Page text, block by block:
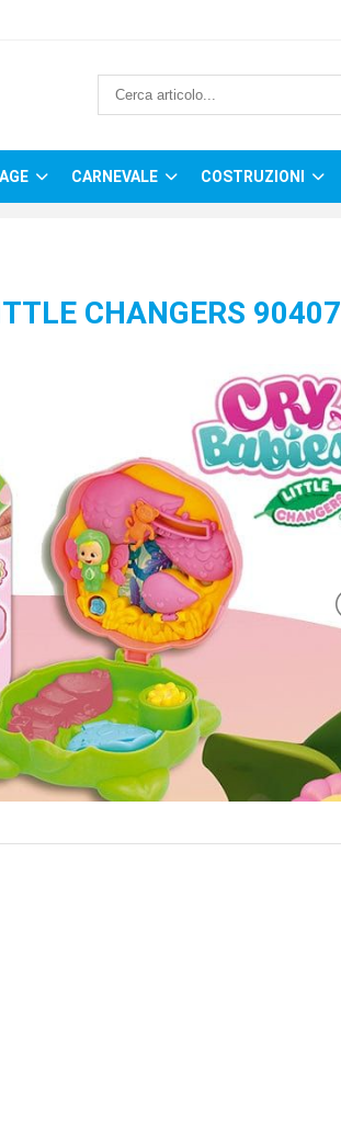
CARNEVALE COSTRUZIONI
CHANGERS 90407